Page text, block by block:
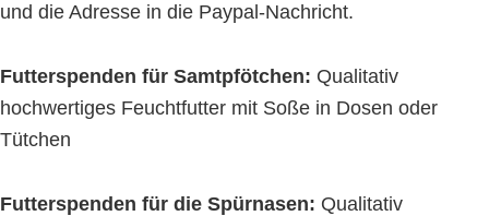
und die Adresse in die Paypal-Nachricht.
Futterspenden für Samtpfötchen: Qualitativ
hochwertiges Feuchtfutter mit Soße in Dosen oder
Tütchen
Futterspenden für die Spürnasen: Qualitativ